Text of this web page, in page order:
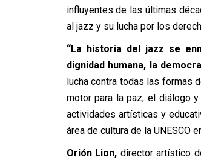
influyentes de las últimas
al jazz y su lucha por los
“La historia del jazz se
dignidad humana, la
lucha contra todas las formas
motor para la paz, el diálogo
actividades artísticas y
área de cultura de la UNESCO
Orión Lion, director artístico